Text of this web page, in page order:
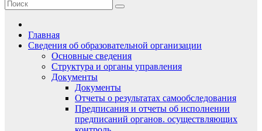
Главная
Сведения об образовательной организации
Основные сведения
Структура и органы управления
Документы
Документы
Отчеты о результатах самообследования
Предписания и отчеты об исполнении
предписаний органов. осуществляющих